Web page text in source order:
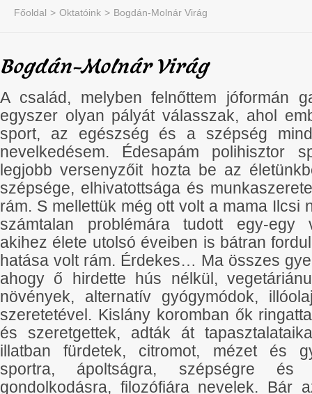
Főoldal Oktatóink Bogdán-Molnár Virág
Bogdán-Molnár Virág
A család, melyben felnőttem jóformán
egyszer olyan pályát válasszak, ahol
sport, az egészség és a szépség
nevelkedésem. Édesapám polihisztor
legjobb versenyzőit hozta be az
szépsége, elhivatottsága és
rám. S mellettük még ott volt a mama Ilcsi
számtalan problémára tudott egy-egy
akihez élete utolsó éveiben is bátran
hatása volt rám. Érdekes… Ma összes
ahogy ő hirdette hús nélkül,
növények, alternatív gyógymódok,
szeretetével. Kislány koromban ők
és szeretgettek, adták át
illatban fürdetek, citromot, mézet és
sportra, ápoltságra, szépségre
gondolkodásra, filozófiára nevelek. Bár